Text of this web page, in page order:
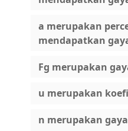
a merupakan
mendapatkan
Fg merupakan
u merupakan
n merupakan